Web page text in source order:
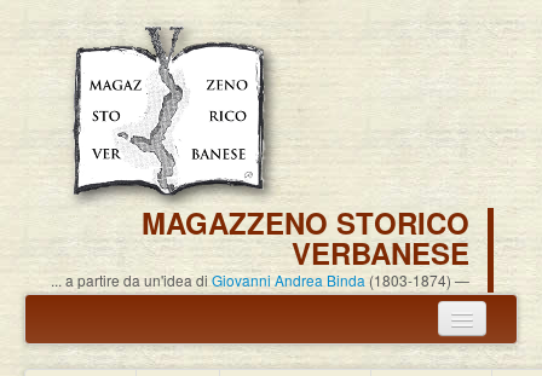
MAGAZZENO STORICO
VERBANESE
... a partire da un'idea di Giovanni Andrea Binda (1803-1874)
Annuncio termine attività